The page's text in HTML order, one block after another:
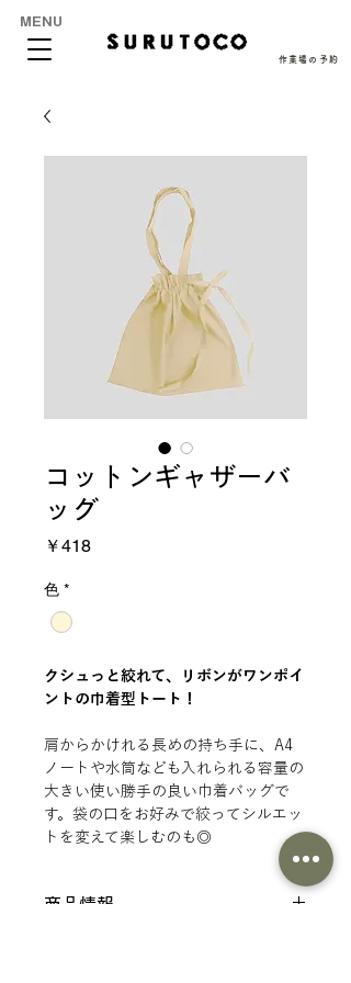
MENU
作業場の予約
コットンギャザーバ
ッグ
￥418価
色 *
クシュっと絞れて、リボンがワンポイ
ントの巾着型トート！
肩からかけれる長めの持ち手に、A4
ノートや水筒なども入れられる容量の
大きい使い勝手の良い巾着バッグで
す。袋の口をお好みで絞ってシルエッ
トを変えて楽しむのも◎
商品情報